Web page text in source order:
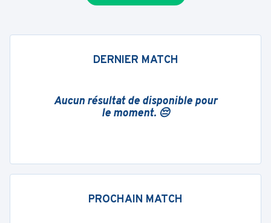
DERNIER MATCH
Aucun résultat de disponible pour
le moment. 😔
PROCHAIN MATCH